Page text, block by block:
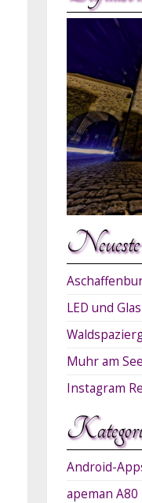
LED und
Muhr am
Instagram
Android-
apeman A80